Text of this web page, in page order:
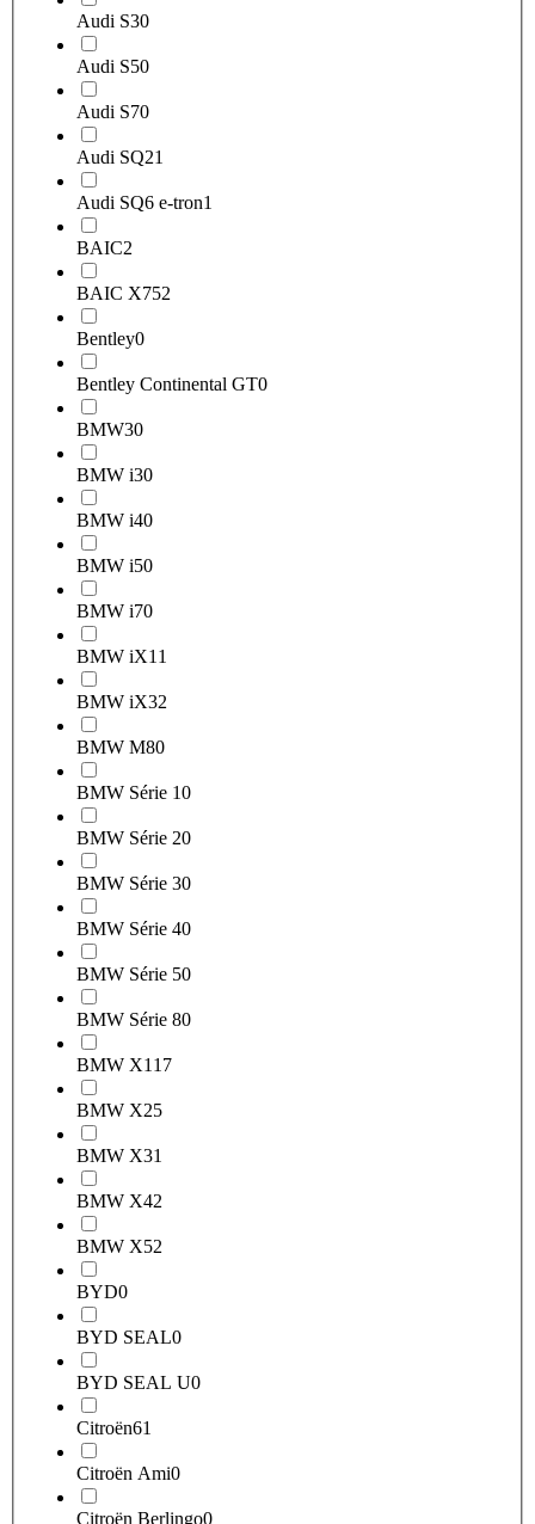
Audi S30
Audi S50
Audi S70
Audi SQ21
Audi SQ6 e-tron1
BAIC2
BAIC X752
Bentley0
Bentley Continental GT0
BMW30
BMW i30
BMW i40
BMW i50
BMW i70
BMW iX1 1
BMW iX32
BMW M80
BMW Série 10
BMW Série 20
BMW Série 30
BMW Série 40
BMW Série 50
BMW Série 80
BMW X1 17
BMW X25
BMW X31
BMW X42
BMW X52
BYD0
BYD SEAL0
BYD SEAL U0
Citroën61
Citroën Ami0
Citroën Berlingo0